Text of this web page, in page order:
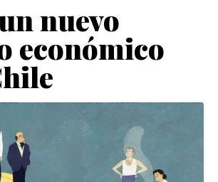
nuevo
económico